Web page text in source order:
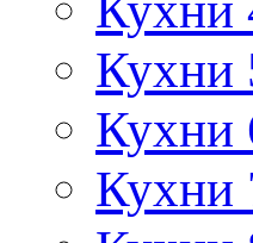
Кухни
Кухни
Кухни